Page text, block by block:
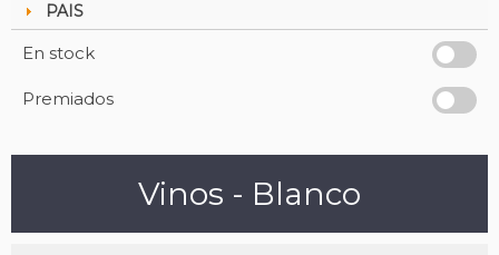
PAIS
En stock
Premiados
Vinos - Blanco